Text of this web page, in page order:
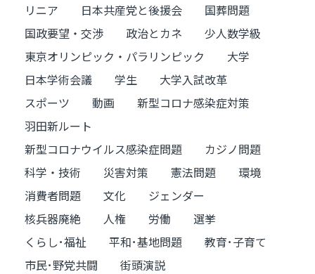
リニア
日本共産党と後援会
国葬問題
国政要望・交渉
政治とカネ
少人数学級
東京オリンピック・パラリンピック
大学
日本学術会議
学生
大学入試改革
スポーツ
動画
新型コロナ感染症対策
羽田新ルート
新型コロナウイルス感染症問題
カジノ問題
科学・技術
災害対策 憲法問題
環境
消費者問題
文化
ジェンダー
核兵器廃絶
人権 労働
選挙
くらし･福祉
平和･基地問題
教育･子育て
市民･野党共闘
街頭演説